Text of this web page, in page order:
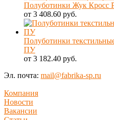
Полуботинки Жук Кросс
от 3 408.60 руб.
Полуботинки
ПУ
от 3 182.40 руб.
Эл. почта: mail@fabrika-sp.ru
Компания
Новости
Вакансии